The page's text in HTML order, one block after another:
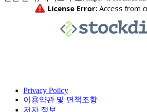
Privacy Policy
이용약관 및 면책조항
저자 정보